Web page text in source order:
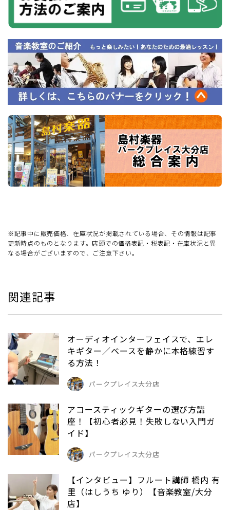
※記事中に販売価格、在庫状況が掲載されている場合、その情報は記事
更新時点のものとなります。店頭での価格表記・税表記・在庫状況と異
なる場合がございますので、ご注意下さい。
関連記事
オーディオインターフェイスで、エレ
キギター／ベースを静かに本格練習す
る方法！
パークプレイス大分店
アコースティックギターの選び方講
座！【初心者必見！失敗しない入門ガ
イド】
パークプレイス大分店
【インタビュー】フルート講師 橋内 有
里（はしうち ゆり）【音楽教室/大分
店】